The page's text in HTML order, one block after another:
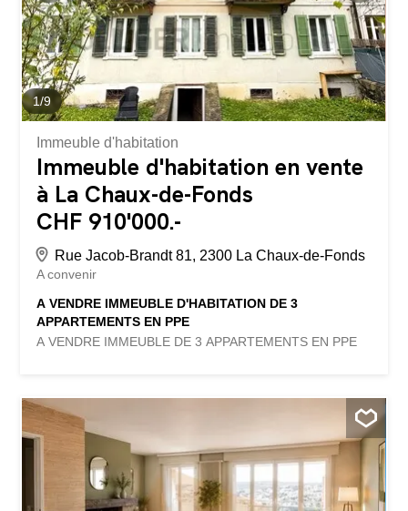
1/9
Immeuble d'habitation
Immeuble d'habitation en vente
à La Chaux-de-Fonds
CHF 910'000.-
Rue Jacob-Brandt 81, 2300 La Chaux-de-Fonds
A convenir
A VENDRE IMMEUBLE D'HABITATION DE 3
APPARTEMENTS EN PPE
A VENDRE IMMEUBLE DE 3 APPARTEMENTS EN PPE